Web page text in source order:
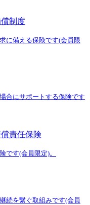
制度
に備える保険です(会員限
合にサポートする保険です
責任保険
です(会員限定)。
続を繋ぐ取組みです(会員